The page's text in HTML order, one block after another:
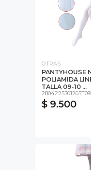
OTRAS
PANTYHOUSE
POLIAMIDA
TALLA 09-10 ...
$ 9.500